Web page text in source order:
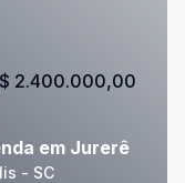
em Jurerê
- SC
2.400.000,00